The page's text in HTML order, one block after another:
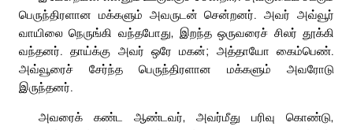
பெருந்திரளான மக்களும் அவருடன் சென்றனர். அவர் அவ்வூர்
வாயிலை நெருங்கி வந்தபோது, இறந்த ஒருவரைச் சிலர் தூக்கி
வந்தனர். தாய்க்கு அவர் ஒரே மகன்; அத்தாயோ கைம்பெண்.
அவ்வூரைச் சேர்ந்த பெருந்திரளான மக்களும் அவரோடு
இருந்தனர்.
அவரைக் கண்ட ஆண்டவர், அவர்மீது பரிவு கொண்டு,